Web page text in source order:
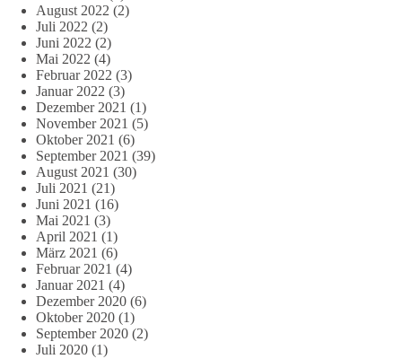
August 2022 (2)
Juli 2022 (2)
Juni 2022 (2)
Mai 2022 (4)
Februar 2022 (3)
Januar 2022 (3)
Dezember 2021 (1)
November 2021 (5)
Oktober 2021 (6)
September 2021 (39)
August 2021 (30)
Juli 2021 (21)
Juni 2021 (16)
Mai 2021 (3)
April 2021 (1)
März 2021 (6)
Februar 2021 (4)
Januar 2021 (4)
Dezember 2020 (6)
Oktober 2020 (1)
September 2020 (2)
Juli 2020 (1)